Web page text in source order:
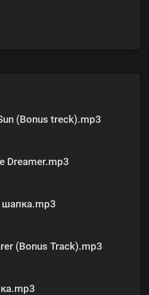
(Bonus treck).mp3
Dreamer.mp3
шапка.mp3
(Bonus Track).mp3